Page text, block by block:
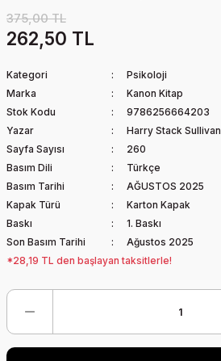
375,00 TL
262,50 TL
Kategori
Psikoloji
Marka
Kanon Kitap
Stok Kodu
9786256664203
Yazar
Harry Stack Sullivan
Sayfa Sayısı
260
Basım Dili
Türkçe
Basım Tarihi
AĞUSTOS 2025
Kapak Türü
Karton Kapak
Baskı
1. Baskı
Son Basım Tarihi
Ağustos 2025
*28,19 TL den başlayan taksitlerle!